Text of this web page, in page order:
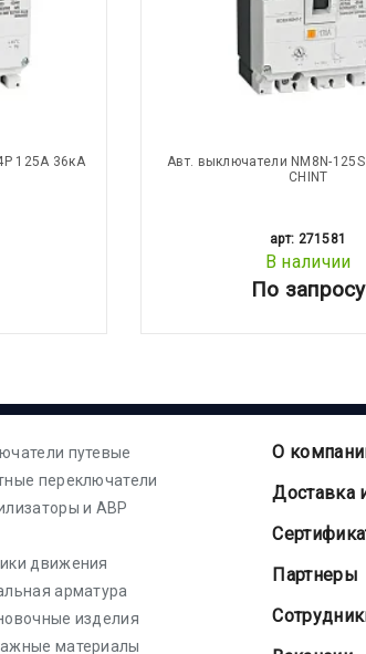
125А 36кА
Авт. выключатели NM8N-
CHINT
арт: 271581
В наличии
По запросу
путевые
переключатели
и АВР
движения
арматура
изделия
материалы
О
Доставка
Партнеры